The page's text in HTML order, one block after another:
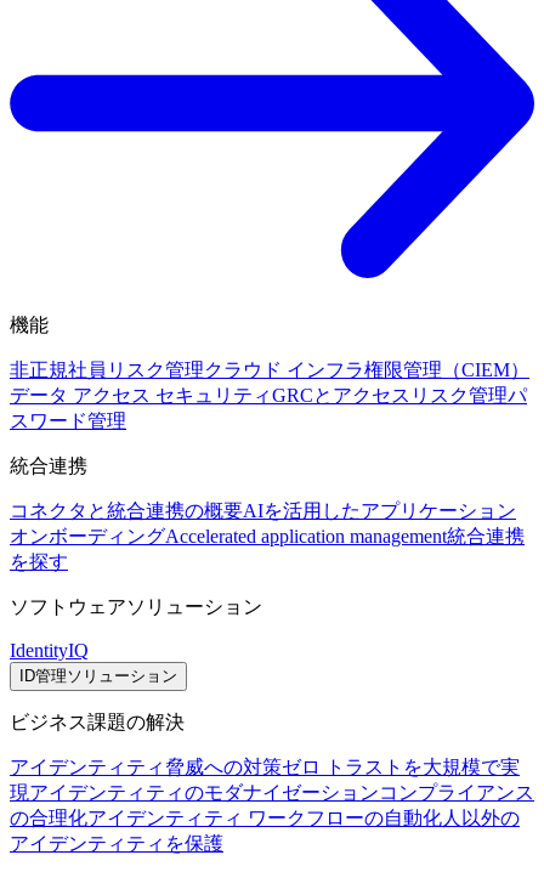
機能
非正規社員リスク管理クラウド インフラ権限管理（CIEM）
データ アクセス セキュリティGRCとアクセスリスク管理パ
スワード管理
統合連携
コネクタと統合連携の概要AIを活用したアプリケーション
オンボーディングAccelerated application management統合連携
を探す
ソフトウェアソリューション
IdentityIQ
ID管理ソリューション
ビジネス課題の解決
アイデンティティ脅威への対策ゼロ トラストを大規模で実
現アイデンティティのモダナイゼーションコンプライアンス
の合理化アイデンティティ ワークフローの自動化人以外の
アイデンティティを保護